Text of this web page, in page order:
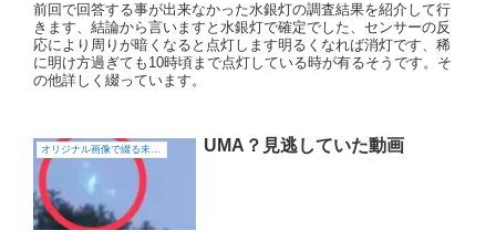
前回で回答する事が出来なかった水銀灯の調査結果を紹介して行
きます、結論から言いますと水銀灯で確定でした、センサーの反
応により周りが暗くなると点灯します明るくなれば消灯です、稀
に明け方過ぎても10時頃まで点灯している時が有るそうです。そ
の他詳しく綴っています。
オリジナル画像で綴る未確認飛行物体（UFO) UMA？見逃していた動画